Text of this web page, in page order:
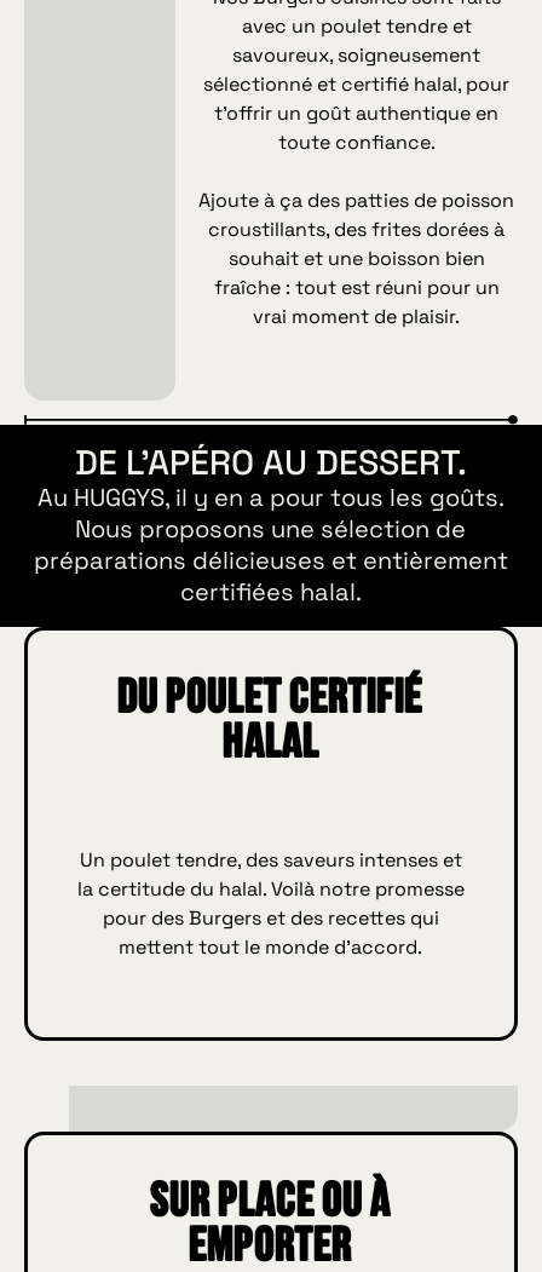
avec un poulet tendre et
savoureux, soigneusement
sélectionné et certifié halal, pour
t’offrir un goût authentique en
toute confiance.
Ajoute à ça des patties de poisson
croustillants, des frites dorées à
souhait et une boisson bien
fraîche : tout est réuni pour un
vrai moment de plaisir.
DE L'APÉRO AU DESSERT.
Au HUGGYS, il y en a pour tous les goûts.
Nous proposons une sélection de
préparations délicieuses et entièrement
certifiées halal.
Du poulet certifié
Halal
Un poulet tendre, des saveurs intenses et
la certitude du halal. Voilà notre promesse
pour des Burgers et des recettes qui
mettent tout le monde d’accord.
Sur place ou à
emporter